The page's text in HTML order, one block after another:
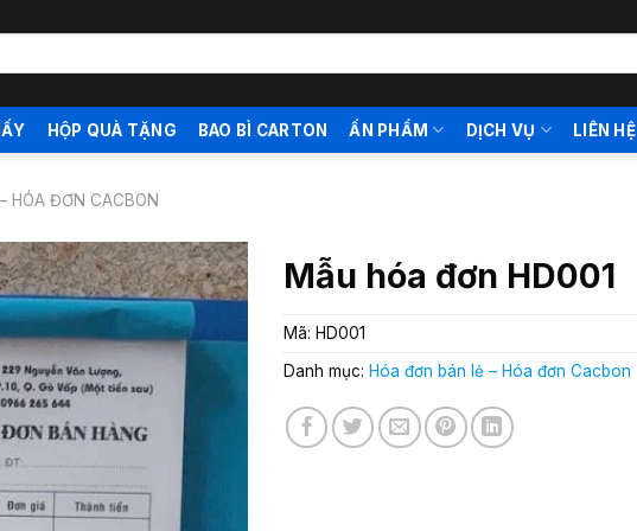
HỘP QUÀ TẶNG BAO BÌ CARTON ẤN PHẨM DỊCH VỤ LIÊN HỆ
HÓA ĐƠN CACBON
Mẫu hóa đơn HD001
Mã: HD001
Danh mục: Hóa đơn bán lẻ – Hóa đơn Cacbon